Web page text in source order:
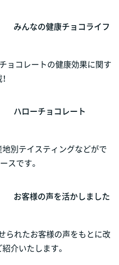
みんなの健康チョコライフ
ョコレートの健康効果に関す
ハローチョコレート
別テイスティングなどがで
スです。
お客様の声を活かしました
られたお客様の声をもとに改
介いたします。